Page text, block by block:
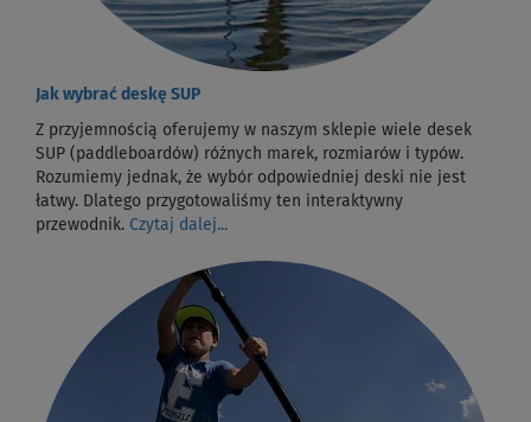
Jak wybrać deskę SUP
Z przyjemnością oferujemy w naszym sklepie wiele desek
SUP (paddleboardów) różnych marek, rozmiarów i typów.
Rozumiemy jednak, że wybór odpowiedniej deski nie jest
łatwy. Dlatego przygotowaliśmy ten interaktywny
przewodnik. Czytaj dalej...